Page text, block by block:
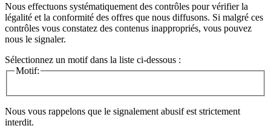
Nous effectuons systématiquement des contrôles pour vérifier la
légalité et la conformité des offres que nous diffusons. Si malgré ces
contrôles vous constatez des contenus inappropriés, vous pouvez
nous le signaler.
Sélectionnez un motif dans la liste ci-dessous :
Motif:
Nous vous rappelons que le signalement abusif est strictement
interdit.